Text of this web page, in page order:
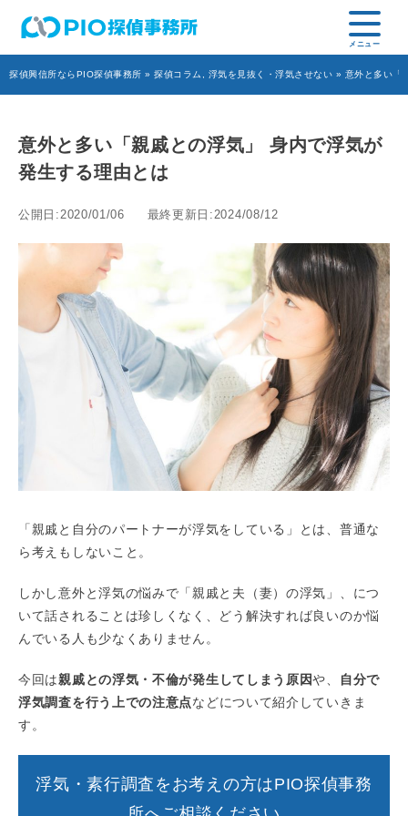
探偵興信所ならPIO探偵事務所 » 探偵コラム 浮気を見抜く・浮気させない » 意外と多い「
意外と多い「親戚との浮気」 身内で浮気が
発生する理由とは
公開日:2020/01/06 最終更新日:2024/08/12
「親戚と自分のパートナーが浮気をしている」とは、普通な
ら考えもしないこと。
しかし意外と浮気の悩みで「親戚と夫（妻）の浮気」、につ
いて話されることは珍しくなく、どう解決すれば良いのか悩
んでいる人も少なくありません。
今回は親戚との浮気・不倫が発生してしまう原因や、
自分で
浮気調査を行う上での注意点などについて紹介していきま
す。
浮気・素行調査をお考えの方はPIO探偵事務